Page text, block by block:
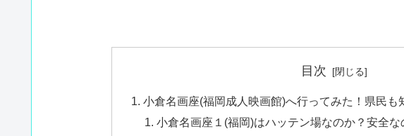
目次
小倉名画座(福岡成人映画館)へ行ってみた！県民も
小倉名画座１(福岡)はハッテン場なのか？安全な